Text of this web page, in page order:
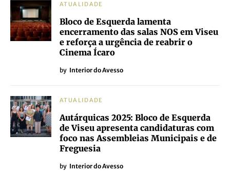
ATUALIDADE
Bloco de Esquerda lamenta
encerramento das salas NOS em Viseu
e reforça a urgência de reabrir o
Cinema Ícaro
by Interior do Avesso
ATUALIDADE
Autárquicas 2025: Bloco de Esquerda
de Viseu apresenta candidaturas com
foco nas Assembleias Municipais e de
Freguesia
by Interior do Avesso